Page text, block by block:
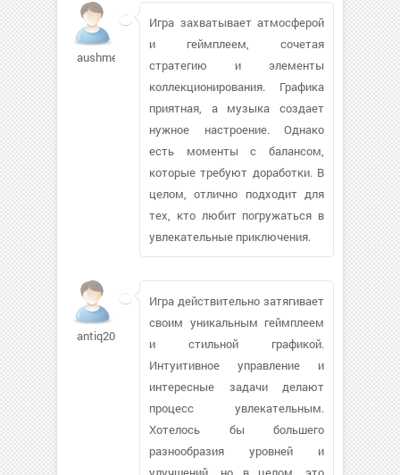
aushmel
Игра захватывает атмосферой
и геймплеем, сочетая
стратегию и элементы
коллекционирования. Графика
приятная, а музыка создает
нужное настроение. Однако
есть моменты с балансом,
которые требуют доработки. В
целом, отлично подходит для
тех, кто любит погружаться в
увлекательные приключения.
antiq2002
Игра действительно затягивает
своим уникальным геймплеем
и стильной графикой.
Интуитивное управление и
интересные задачи делают
процесс увлекательным.
Хотелось бы большего
разнообразия уровней и